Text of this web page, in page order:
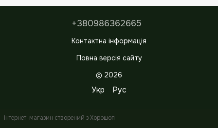
+380986362665
Контактна інформація
Повна версія сайту
© 2026
Укр Рус
Інтернет-магазин створений з Хорошоп